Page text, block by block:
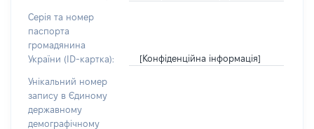
Серія та номер
паспорта
громадянина
України (ID-картка):
[Конфіденційна інформація]
Унікальний номер
запису в Єдиному
державному
демографічному